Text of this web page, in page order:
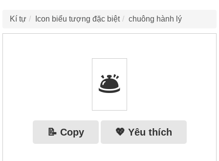
Kí tự Icon biểu tượng đặc biệt chuông hành lý
🛎
📝 Copy 💖 Yêu thích